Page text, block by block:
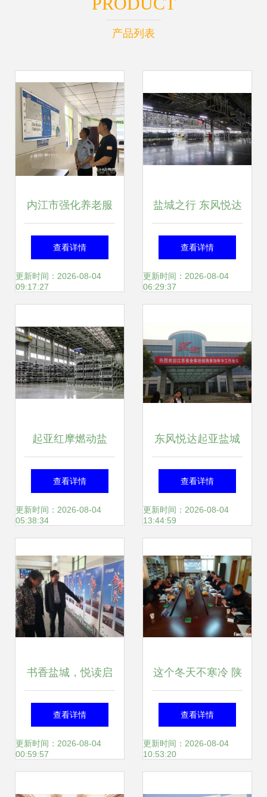
产品列表
内江市强化养老服
务领域食品安全监
管，盐城经验提供
查看详情
更新时间：2026-08-04
09:17:27
盐城之行 东风悦达
起亚第二工厂参观
记与区域服务新体
查看详情
更新时间：2026-08-04
06:29:37
起亚红摩燃动盐
城，官方车主俱乐
部成立暨2019盛典
查看详情
更新时间：2026-08-04
05:38:34
东风悦达起亚盐城
工厂与南京销售本
部参观学习 领略智
理念
查看详情
更新时间：2026-08-04
13:44:59
书香盐城，悦读启
航——第四届书报
刊“悦”读节启动暨
查看详情
更新时间：2026-08-04
00:59:57
这个冬天不寒冷 陕
汽重卡盐城推广服
务点燃市场热情
查看详情
更新时间：2026-08-04
10:53:20